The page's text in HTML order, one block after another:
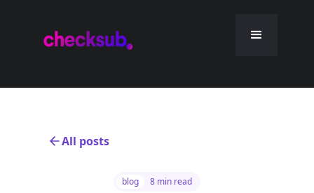
All posts
blog 8 min read